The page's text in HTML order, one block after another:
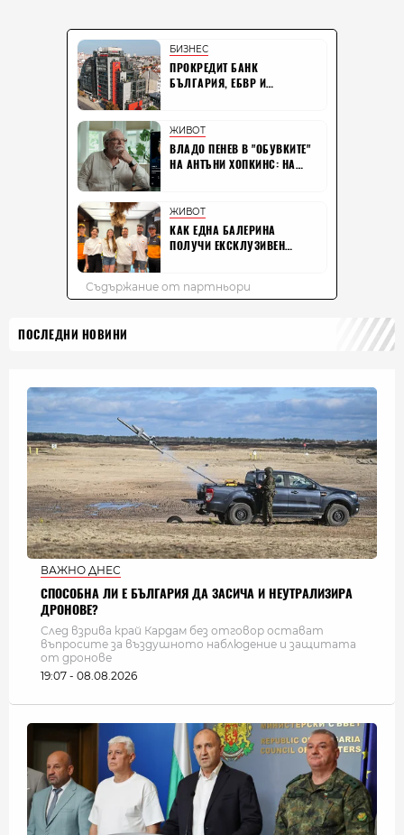
ПОСЛЕДНИ НОВИНИ
ВАЖНО ДНЕС
СПОСОБНА ЛИ Е БЪЛГАРИЯ ДА ЗАСИЧА И НЕУТРАЛИЗИРА
ДРОНОВЕ?
След взрива край Кардам без отговор остават
въпросите за въздушното наблюдение и защитата
от дронове
19:07 - 08.08.2026